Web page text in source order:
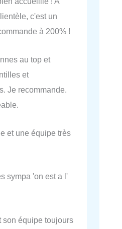
c'est un
à 200% !
au top et
et
Je recommande.
et une équipe très
sympa 'on est a l'
son équipe toujours